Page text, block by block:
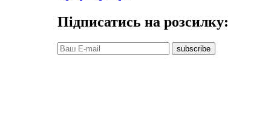
Підписатись на розсилку:
subscribe